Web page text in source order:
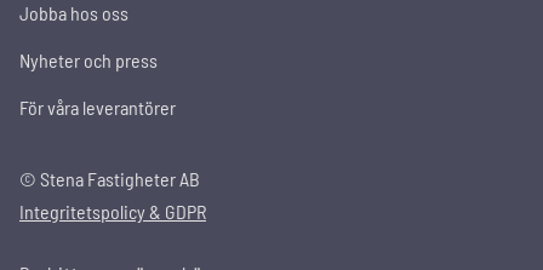
Jobba hos oss
Nyheter och press
För våra leverantörer
© Stena Fastigheter AB
Integritetspolicy & GDPR